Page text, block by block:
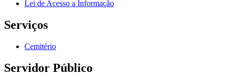
Lei de Acesso a Informação
Serviços
Cemitério
Servidor Público